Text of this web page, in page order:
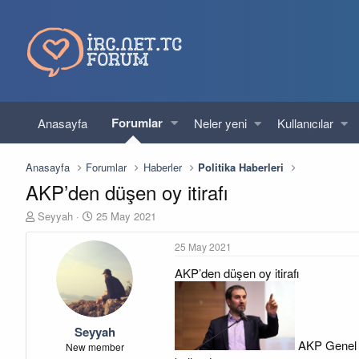
Anasayfa Forumlar Neler yeni Kullanıcılar
Anasayfa Forumlar Haberler Politika Haberleri
AKP’den düşen oy itirafı
K
Seyyah
B
ş
g
ı
ç
t
25 May 2021
Seyyah
New member
25 May 2021
AKP’den düşen oy itirafı
AKP Genel